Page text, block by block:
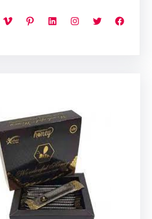
فيسبوك تويتر إنستجرام لينكد إن بينتريست فيميو